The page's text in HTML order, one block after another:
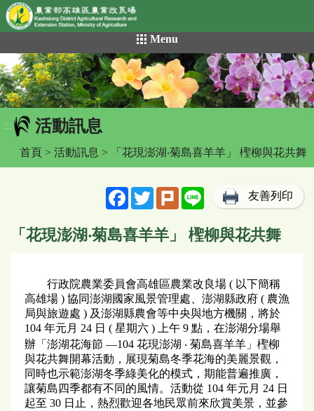
網頁置頂
到
主
要
內
容
區
Menu
::: 活動訊息
首頁 > 活動訊息 > 「花現澎湖‧菊島喜羊羊」 檉柳與花共舞
FacebookTwitterPlurk Line 友善列印
「花現澎湖‧菊島喜羊羊」 檉柳與花共舞
行政院農業委員會高雄區農業改良場 ( 以下簡稱
高雄場 ) 協同澎湖國家風景管理處、澎湖縣政府 ( 農漁
局與旅遊處 ) 及澎湖縣農會等中央與地方機關，將於
104 年元月 24 日 ( 星期六 ) 上午 9 點，在澎湖分場舉
辦「澎湖花海節 —104 花現澎湖 ‧ 菊島喜羊羊」檉柳
與花共舞開幕活動，展現菊島冬季花海的美麗景觀，
同時也示範澎湖冬季綠美化的模式，期能普遍推廣，
讓菊島四季都有不同的風情。活動從 104 年元月 24 日
起至 30 日止，熱烈歡迎各地民眾前來欣賞美景，並參